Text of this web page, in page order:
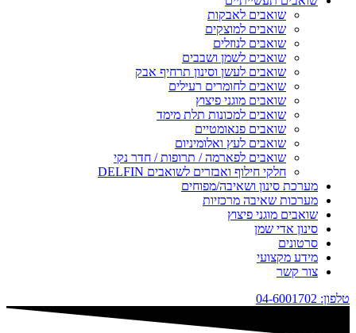
שואבים לאבקות
שואבים למוצקים
שואבים לנוזלים
שואבים לשמן ושבבים
שואבים לעשן וסינון תרחיף אבק
שואבים לחומרים רעילים
שואבים מוגני פיצוץ
שואבים למכונות תלת מימד
שואבים פנאומטיים
שואבים לעץ ואלומיניום
שואבים לפארמה / תרופות / חדר נקי
חלקי חילוף ואבזרים לשואבים DELFIN
מערכת סינון ושאיבה/מפוחים
מערכות שאיבה מרכזיות
שואבים מוגני פיצוץ
סינון אדי שמן
סרטונים
מידע מקצועי
צור קשר
טלפון: 04-6001702